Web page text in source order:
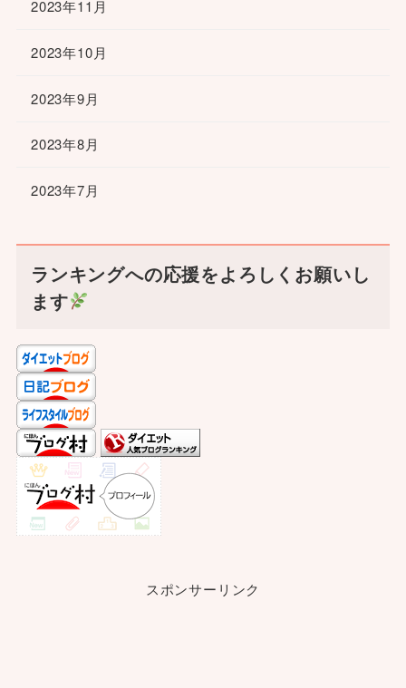
2023年11月
2023年10月
2023年9月
2023年8月
2023年7月
ランキングへの応援をよろしくお願いし
ます
スポンサーリンク